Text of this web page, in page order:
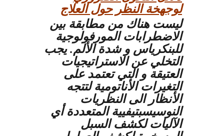
لوجهخة النظر حول العلاج
ليست هناك من مطابقة بين
الاضطرابات المورفولوجية
للبنكرياس و شدة الألم. يجب
التخلي عن الاستراتيجيات
العتيقة و التي تعتمد على
التغيرات الأناتومية لتتجه
الأنظار الى النظريات
النوسيسبتيفيية المتعددة أي
الآليات لكشف السبل